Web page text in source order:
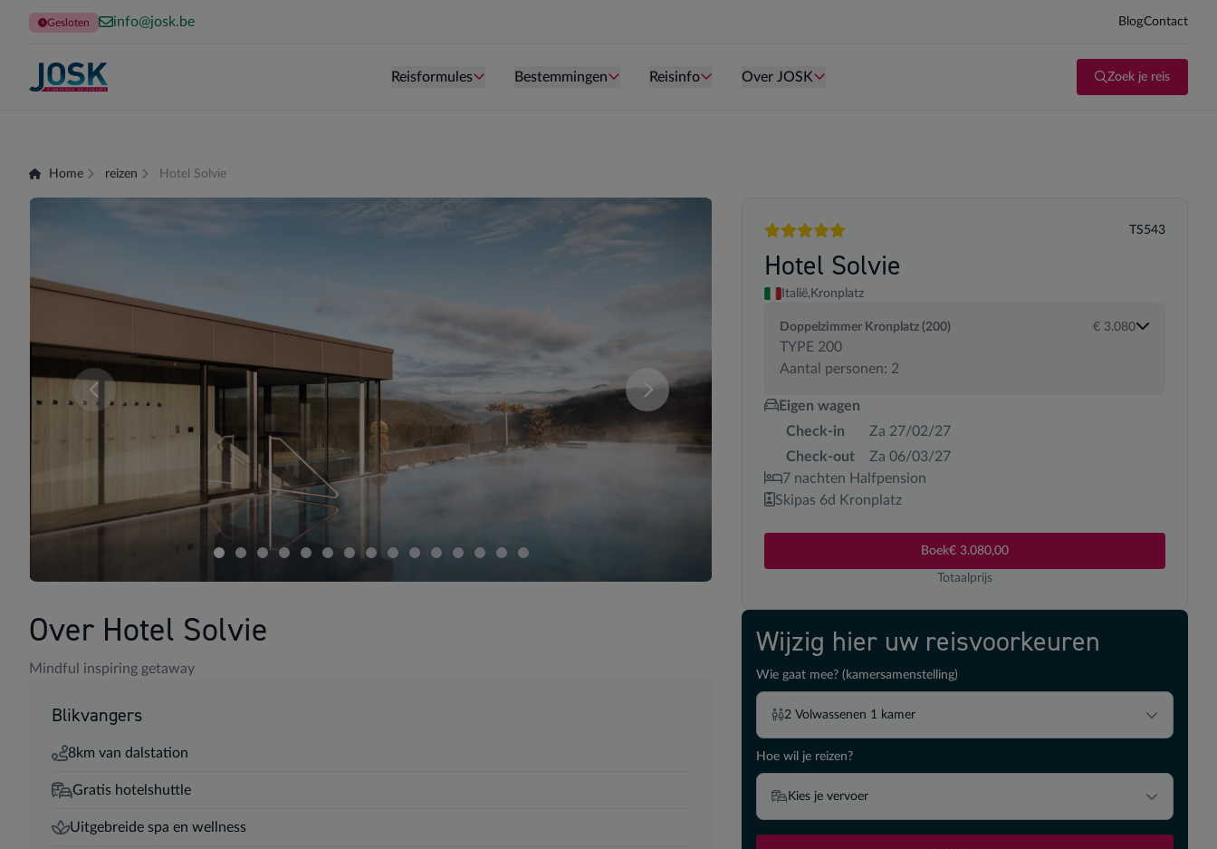
Gesloten info@josk.be BlogContact
Terug naar de homepage
Zoek je reis
Reisformules Persoon is te oud kind te zijn.
Bestemmingen Persoon is te oud kind te zijn.
Reisinfo Persoon is te oud kind te zijn.
Over JOSK
Home reizen Hotel Solvie
Er zijn momenteel geen kamers beschikbaar voor deze samenstelling. U kan uw kamersamenstelling wijzigen.
Vergelijk de verschillende transportopties
5 sterren
TS543
Hotel Solvie
Italië, Kronplatz
Doppelzimmer Kronplatz (200)
TYPE 200
Aantal personen: 2
€ 3.080
Eigen wagen
Check-in
Za 27/02/27
Check-out
Za 06/03/27
7 nachten Halfpension
Skipas 6d Kronplatz
Boek€ 3.080,00
Totaalprijs
Wijzig hier uw reisvoorkeuren
Wie gaat mee? (kamersamenstelling)
2 Volwassenen 1 kamer
Hoe wil je reizen?
Kies je vervoer
Over Hotel Solvie
Mindful inspiring getaway
Blikvangers
8km van dalstation
Gratis hotelshuttle
Uitgebreide spa en wellness